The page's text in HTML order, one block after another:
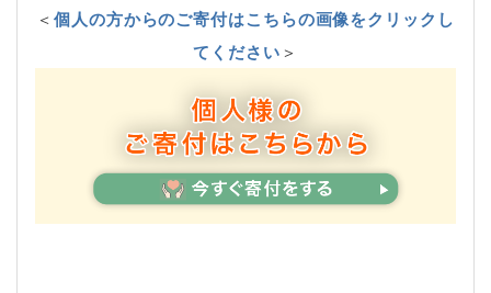
＜個人の方からのご寄付はこちらの画像をクリックし
てください＞